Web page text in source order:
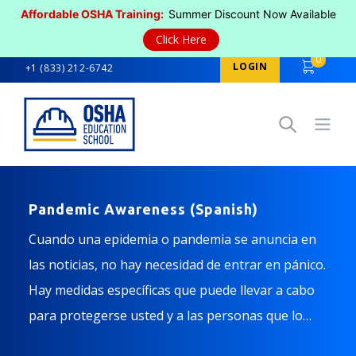
Affordable OSHA Training: Summer Discount Now Available
Click Here
+1 (833) 212-6742 LOGIN
0
Pandemic Awareness (Spanish)
Cuando una epidemia o pandemia se anuncia en
las noticias, no hay necesidad de entrar en pánico.
Hay medidas específicas que puede llevar a cabo
para protegerse usted y a las personas que lo